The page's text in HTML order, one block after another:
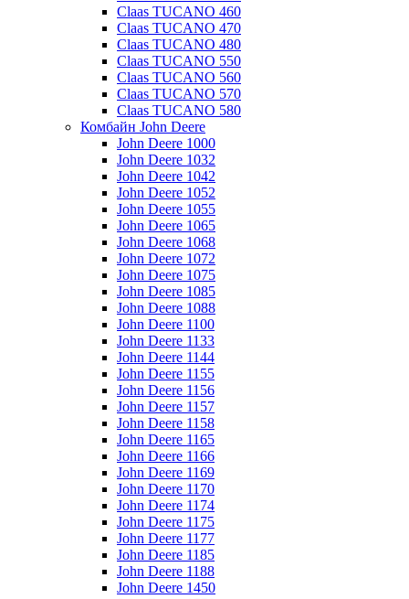
Claas TUCANO 460
Claas TUCANO 470
Claas TUCANO 480
Claas TUCANO 550
Claas TUCANO 560
Claas TUCANO 570
Claas TUCANO 580
Комбайн John Deere
John Deere 1000
John Deere 1032
John Deere 1042
John Deere 1052
John Deere 1055
John Deere 1065
John Deere 1068
John Deere 1072
John Deere 1075
John Deere 1085
John Deere 1088
John Deere 1100
John Deere 1133
John Deere 1144
John Deere 1155
John Deere 1156
John Deere 1157
John Deere 1158
John Deere 1165
John Deere 1166
John Deere 1169
John Deere 1170
John Deere 1174
John Deere 1175
John Deere 1177
John Deere 1185
John Deere 1188
John Deere 1450